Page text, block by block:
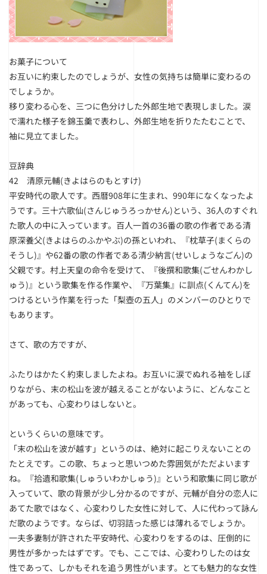
お菓子について
お互いに約束したのでしょうが、女性の気持ちは簡単に変わるの
でしょうか。
移り変わる心を、三つに色分けした外郎生地で表現しました。涙
で濡れた様子を錦玉羹で表わし、外郎生地を折りたたむことで、
袖に見立てました。
豆辞典
42 清原元輔(きよはらのもとすけ)
平安時代の歌人です。西暦908年に生まれ、990年になくなったよ
うです。三十六歌仙(さんじゅうろっかせん)という、36人のすぐれ
た歌人の中に入っています。百人一首の36番の歌の作者である清
原深養父(きよはらのふかやぶ)の孫といわれ、『枕草子(まくらの
そうし)』や62番の歌の作者である清少納言(せいしょうなごん)の
父親です。村上天皇の命令を受けて、『後撰和歌集(ごせんわかし
ゅう)』という歌集を作る作業や、『万葉集』に訓点(くんてん)を
つけるという作業を行った「梨壺の五人」のメンバーのひとりで
もあります。
さて、歌の方ですが、
ふたりはかたく約束しましたよね。お互いに涙でぬれる袖をしぼ
りながら、末の松山を波が越えることがないように、どんなこと
があっても、心変わりはしないと。
というくらいの意味です。
「末の松山を波が越す」というのは、絶対に起こりえないことの
たとえです。この歌、ちょっと思いつめた雰囲気がただよいます
ね。『拾遺和歌集(しゅういわかしゅう)』という和歌集に同じ歌が
入っていて、歌の背景が少し分かるのですが、元輔が自分の恋人に
あてた歌ではなく、心変わりした女性に対して、人に代わって詠ん
だ歌のようです。ならば、切羽詰った感じは薄れるでしょうか。
一夫多妻制が許された平安時代、心変わりをするのは、圧倒的に
男性が多かったはずです。でも、ここでは、心変わりしたのは女
性であって、しかもそれを追う男性がいます。とても魅力的な女性